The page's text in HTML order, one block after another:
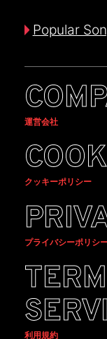
Popular
運営会社
クッキーポリシー
プライバシーポリシ
利用規約